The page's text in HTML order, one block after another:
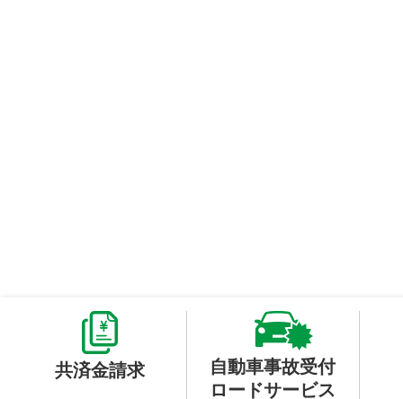
共済金請求
自動車事故受付
ロードサービス